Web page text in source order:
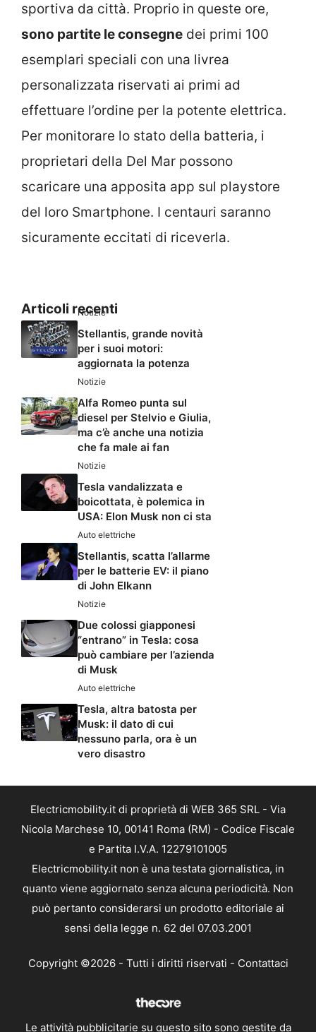
sportiva da città. Proprio in queste ore,
sono partite le consegne dei primi 100
esemplari speciali con una livrea
personalizzata riservati ai primi ad
effettuare l’ordine per la potente elettrica.
Per monitorare lo stato della batteria, i
proprietari della Del Mar possono
scaricare una apposita app sul playstore
del loro Smartphone. I centauri saranno
sicuramente eccitati di riceverla.
Articoli recenti
Notizie
Stellantis, grande novità
per i suoi motori:
aggiornata la potenza
Notizie
Alfa Romeo punta sul
diesel per Stelvio e Giulia,
ma c’è anche una notizia
che fa male ai fan
Notizie
Tesla vandalizzata e
boicottata, è polemica in
USA: Elon Musk non ci sta
Auto elettriche
Stellantis, scatta l’allarme
per le batterie EV: il piano
di John Elkann
Notizie
Due colossi giapponesi
“entrano” in Tesla: cosa
può cambiare per l’azienda
di Musk
Auto elettriche
Tesla, altra batosta per
Musk: il dato di cui
nessuno parla, ora è un
vero disastro
Electricmobility.it di proprietà di WEB 365 SRL - Via
Nicola Marchese 10, 00141 Roma (RM) - Codice Fiscale
e Partita I.V.A. 12279101005
Electricmobility.it non è una testata giornalistica, in
quanto viene aggiornato senza alcuna periodicità. Non
può pertanto considerarsi un prodotto editoriale ai
sensi della legge n. 62 del 07.03.2001
Copyright ©2026 - Tutti i diritti riservati - Contattaci
Le attività pubblicitarie su questo sito sono gestite da